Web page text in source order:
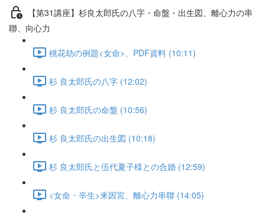
【第31講座】杉良太郎氏の八字・命盤・出生図、離心力の串
聯、向心力
桃花劫の例題<女命>、PDF資料 (10:11)
杉 良太郎氏の八字 (12:02)
杉 良太郎氏の命盤 (10:56)
杉 良太郎氏の出生図 (10:18)
杉 良太郎氏と伍代夏子様との合婚 (12:59)
<女命・辛生>来因宮、離心力串聯 (14:05)